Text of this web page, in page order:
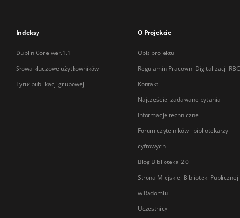
Indeksy
Dublin Core wer.1.1
Słowa kluczowe użytkowników
Tytuł publikacji grupowej
O Projekcie
Opis projektu
Regulamin Pracowni Digitalizacji RBC
Kontakt
Najczęściej zadawane pytania
Informacje techniczne
Forum czytelników i bibliotekarzy
cyfrowych
Blog Biblioteka 2.0
Strona Miejskiej Biblioteki Publicznej
w Radomiu
Uczestnicy